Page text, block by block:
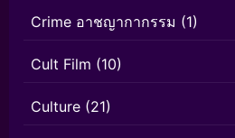
Crime อาชญากากรรม (1)
Cult Film (10)
Culture (21)